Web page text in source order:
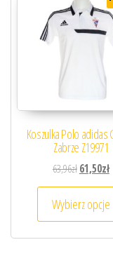
Koszulka Polo adidas
Zabrze Z19971
63,96zł61,50zł
Wybierz opcje